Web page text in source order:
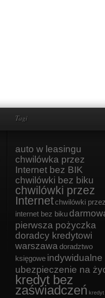
Tagi
auto w leasingu
chwilówka przez
Internet bez BIK
chwilówki bez biku
chwilówki przez
Internetchwilówki
internet bez biku
pierwsza pożyczka
doradcy kredytowi
warszawa doradztwo
księgowe indywidualne
ubezpieczenie na
kredyt bez
zaświadczeń kredyt